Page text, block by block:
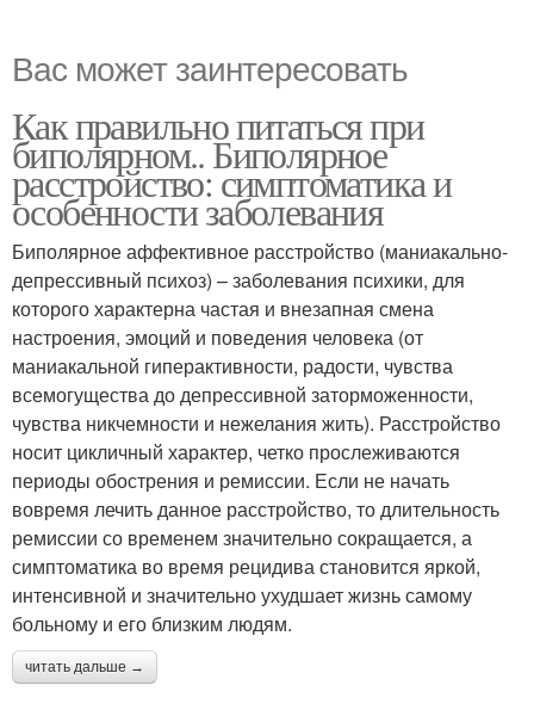
Вас может заинтересовать
Как правильно питаться при
биполярном.. Биполярное
расстройство: симптоматика и
особенности заболевания
Биполярное аффективное расстройство (маниакально-
депрессивный психоз) – заболевания психики, для
которого характерна частая и внезапная смена
настроения, эмоций и поведения человека (от
маниакальной гиперактивности, радости, чувства
всемогущества до депрессивной заторможенности,
чувства никчемности и нежелания жить). Расстройство
носит цикличный характер, четко прослеживаются
периоды обострения и ремиссии. Если не начать
вовремя лечить данное расстройство, то длительность
ремиссии со временем значительно сокращается, а
симптоматика во время рецидива становится яркой,
интенсивной и значительно ухудшает жизнь самому
больному и его близким людям.
читать дальше →